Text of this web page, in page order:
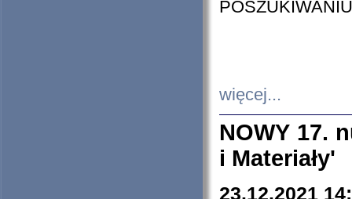
więcej...
NOWY 17.
i Materiały'
23.12.2021